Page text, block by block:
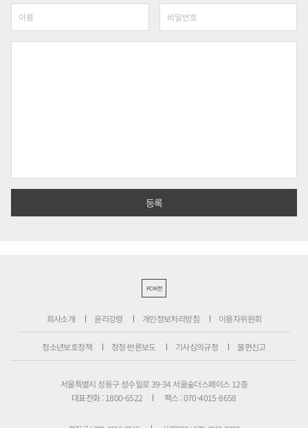
PC버전
회사소개 윤리강령 개인정보처리방침 이용자위원회
청소년보호정책 정정·반론보도 기사심의규정 불편신고
서울특별시 성동구 성수일로 39-34 서울숲더스페이스 12층
대표전화 : 1800-6522
팩스 : 070-4015-8658